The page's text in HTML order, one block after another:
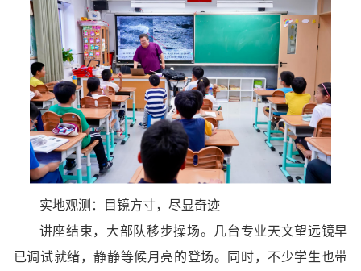
实地观测：目镜方寸，尽显奇迹
讲座结束，大部队移步操场。几台专业天文望远镜早
已调试就绪，静静等候月亮的登场。同时，不少学生也带